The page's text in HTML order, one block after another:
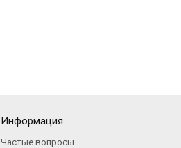
Информация
Частые вопросы